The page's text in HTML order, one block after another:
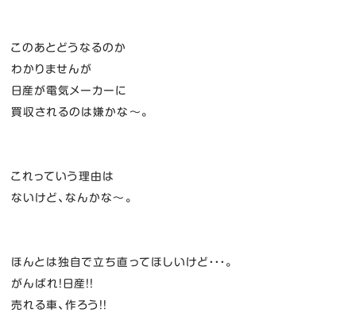
このあとどうなるのか
わかりませんが
日産が電気メーカーに
買収されるのは嫌かな～。
これっていう理由は
ないけど、なんかな～。
ほんとは独自で立ち直ってほしいけど・・・。
がんばれ！日産！！
売れる車、作ろう！！